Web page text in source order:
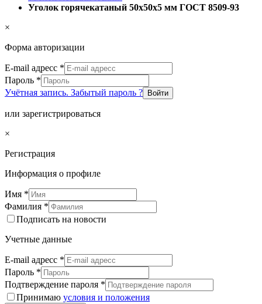
Уголок горячекатаный 50x50x5 мм ГОСТ 8509-93
×
Форма авторизации
E-mail адресс *
Пароль *
Учётная запись. Забытый пароль ?
Войти
или зарегистрироваться
×
Регистрация
Информация о профиле
Имя *
Фамилия *
Подписать на новости
Учетные данные
E-mail адресс *
Пароль *
Подтверждение пароля *
Принимаю условия и положения